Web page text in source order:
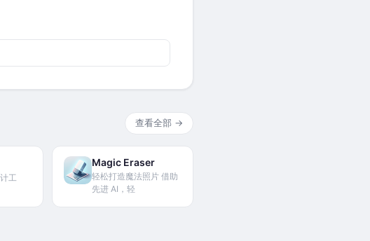
查看全部 →
工
Magic Eraser
轻松打造魔法照片 借助
先进 AI，轻